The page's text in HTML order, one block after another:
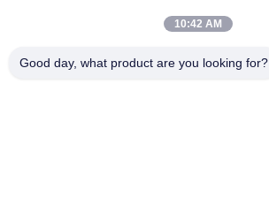
10:42 AM
Good day, what product are you looking for?